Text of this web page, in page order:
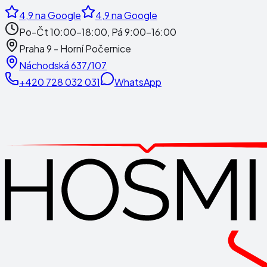
4,9na Google 4,9na Google
Po-Čt 10:00-18:00, Pá 9:00-16:00
Praha 9 - Horní Počernice
Náchodská 637/107
+420 728 032 031
WhatsApp